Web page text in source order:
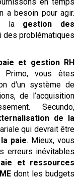
a besoin pour agir.
la gestion des
des problématiques
et gestion RH
Primo, vous êtes
d'un système de
de l’acquisition
Secundo,
de la
qui devrait être
paie. Mieux, vous
erreurs inévitables
et ressources
dont les budgets